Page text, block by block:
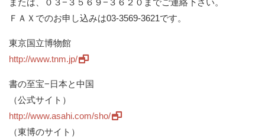
ＦＡＸでのお申し込みは03-3569-3621です。
東京国立博物館
http://www.tnm.jp/
書の至宝−日本と中国
（公式サイト）
http://www.asahi.com/sho/
（東博のサイト）